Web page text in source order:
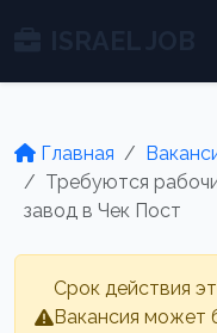
Главная
Требуются
завод в Чек Пост
Срок действия
Вакансия может